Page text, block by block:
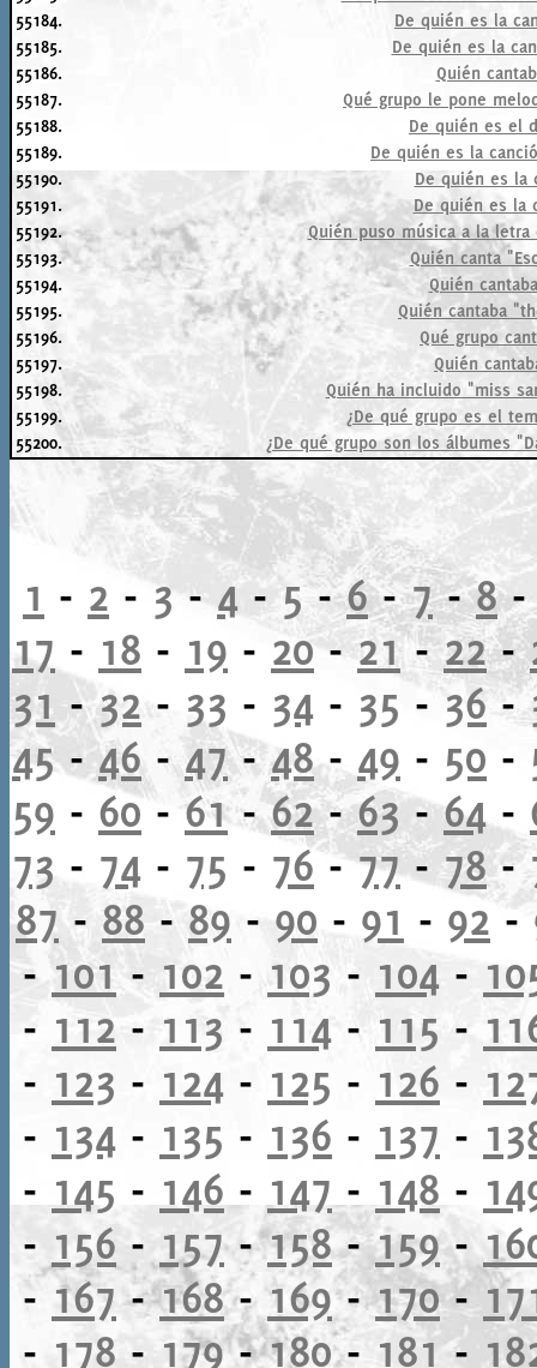
55184.
De quién es la
55185.
De quién es la
55186.
Quién
55187.
Qué grupo le pone
55188.
De quién es el
55189.
De quién es la
55190.
De quién es la
55191.
De quién es la
55192.
Quién puso música a la
55193.
Quién canta
55194.
Quién
55195.
Quién cantaba
55196.
Qué grupo
55197.
Quién
55198.
Quién ha incluido "miss
55199.
¿De qué grupo es el
55200.
¿De qué grupo son los álbumes
1 - 2 -3- 4 -5-6-7-8
17 - 18 - 19 - 20-21-22-
31 -32- 33 - 34 - 35 -36-
45-46-47-48- 49 - 50 -
59 - 60- 61-62-63-64-
73 - 74 - 75 - 76-77-78-
87 -88-89 - 90 - 91 - 92-
-101- 102 - 103 - 104 -
- 112 - 113 - 114 - 115 -
- 123 - 124 - 125 - 126 -
- 134 - 135 - 136 - 137 -
- 145 - 146 - 147 - 148 -
- 156 - 157-158-159-
- 167-168-169-170-
- 178 - 179-180- 181-